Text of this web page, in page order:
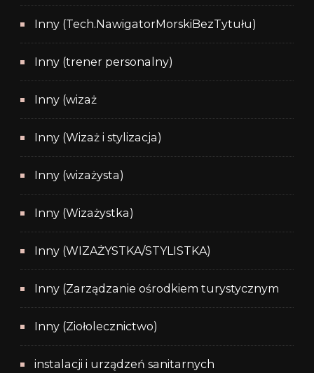
Inny (Tech.NawigatorMorskiBezTytułu)
Inny (trener personalny)
Inny (wizaż
Inny (Wizaż i stylizacja)
Inny (wizażysta)
Inny (Wizażystka)
Inny (WIZAŻYSTKA/STYLISTKA)
Inny (Zarządzanie ośrodkiem turystycznym
Inny (Ziołolecznictwo)
instalacji i urządzeń sanitarnych